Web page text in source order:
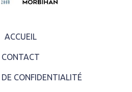
ACCUEIL
CONTACT
CONFIDENTIALITÉ